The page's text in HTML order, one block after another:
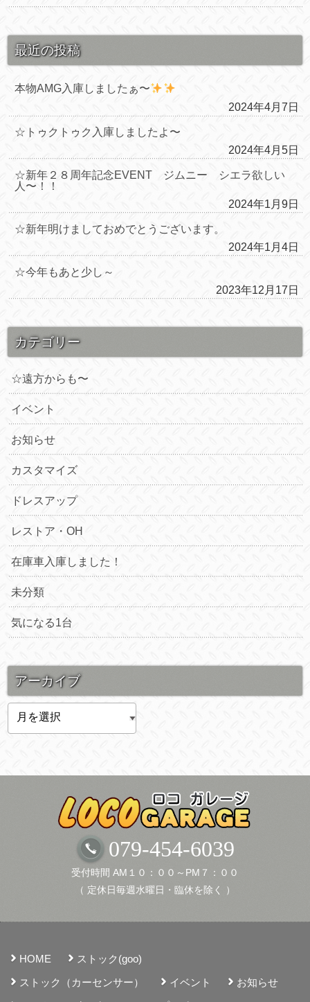
最近の投稿
本物AMG入庫しましたぁ〜
2024年4月7日
☆トゥクトゥク入庫しましたよ〜
2024年4月5日
☆新年２８周年記念EVENT ジムニー シエラ欲しい
人〜！！
2024年1月9日
☆新年明けましておめでとうございます。
2024年1月4日
☆今年もあと少し～
2023年12月17日
カテゴリー
☆遠方からも〜
イベント
お知らせ
カスタマイズ
ドレスアップ
レストア・OH
在庫車入庫しました！
未分類
気になる1台
アーカイブ
ブ
079-454-6039
受付時間 AM１０：００～PM７：００
（ 定休日毎週水曜日・臨休を除く ）
HOME
ストック(goo)
ストック（カーセンサー）
イベント
お知らせ